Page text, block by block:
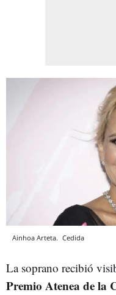
Ainhoa Arteta. Cedida
La soprano recibió
Premio Atenea de la